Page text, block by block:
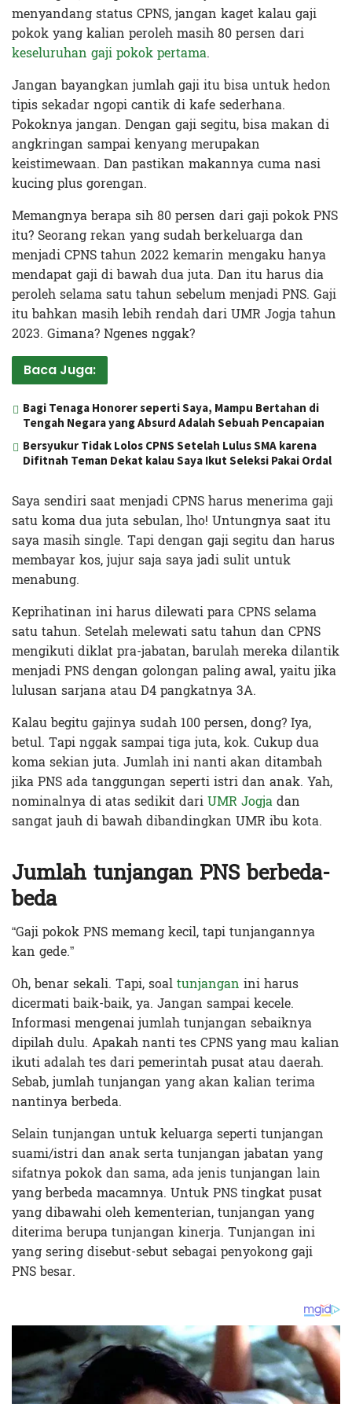
menyandang status CPNS, jangan kaget kalau gaji
pokok yang kalian peroleh masih 80 persen dari
keseluruhan gaji pokok pertama.
Jangan bayangkan jumlah gaji itu bisa untuk hedon
tipis sekadar ngopi cantik di kafe sederhana.
Pokoknya jangan. Dengan gaji segitu, bisa makan di
angkringan sampai kenyang merupakan
keistimewaan. Dan pastikan makannya cuma nasi
kucing plus gorengan.
Memangnya berapa sih 80 persen dari gaji pokok PNS
itu? Seorang rekan yang sudah berkeluarga dan
menjadi CPNS tahun 2022 kemarin mengaku hanya
mendapat gaji di bawah dua juta. Dan itu harus dia
peroleh selama satu tahun sebelum menjadi PNS. Gaji
itu bahkan masih lebih rendah dari UMR Jogja tahun
2023. Gimana? Ngenes nggak?
Baca Juga:
Bagi Tenaga Honorer seperti Saya, Mampu Bertahan di
Tengah Negara yang Absurd Adalah Sebuah Pencapaian
Bersyukur Tidak Lolos CPNS Setelah Lulus SMA karena
Difitnah Teman Dekat kalau Saya Ikut Seleksi Pakai Ordal
Saya sendiri saat menjadi CPNS harus menerima gaji
satu koma dua juta sebulan, lho! Untungnya saat itu
saya masih single. Tapi dengan gaji segitu dan harus
membayar kos, jujur saja saya jadi sulit untuk
menabung.
Keprihatinan ini harus dilewati para CPNS selama
satu tahun. Setelah melewati satu tahun dan CPNS
mengikuti diklat pra-jabatan, barulah mereka dilantik
menjadi PNS dengan golongan paling awal, yaitu jika
lulusan sarjana atau D4 pangkatnya 3A.
Kalau begitu gajinya sudah 100 persen, dong? Iya,
betul. Tapi nggak sampai tiga juta, kok. Cukup dua
koma sekian juta. Jumlah ini nanti akan ditambah
jika PNS ada tanggungan seperti istri dan anak. Yah,
nominalnya di atas sedikit dariUMR Jogjadan
sangat jauh di bawah dibandingkan UMR ibu kota.
Jumlah tunjangan PNS berbeda-
beda
“Gaji pokok PNS memang kecil, tapi tunjangannya
kan gede.”
Oh, benar sekali. Tapi, soaltunjangan ini harus
dicermati baik-baik, ya. Jangan sampai kecele.
Informasi mengenai jumlah tunjangan sebaiknya
dipilah dulu. Apakah nanti tes CPNS yang mau kalian
ikuti adalah tes dari pemerintah pusat atau daerah.
Sebab, jumlah tunjangan yang akan kalian terima
nantinya berbeda.
Selain tunjangan untuk keluarga seperti tunjangan
suami/istri dan anak serta tunjangan jabatan yang
sifatnya pokok dan sama, ada jenis tunjangan lain
yang berbeda macamnya. Untuk PNS tingkat pusat
yang dibawahi oleh kementerian, tunjangan yang
diterima berupa tunjangan kinerja. Tunjangan ini
yang sering disebut-sebut sebagai penyokong gaji
PNS besar.